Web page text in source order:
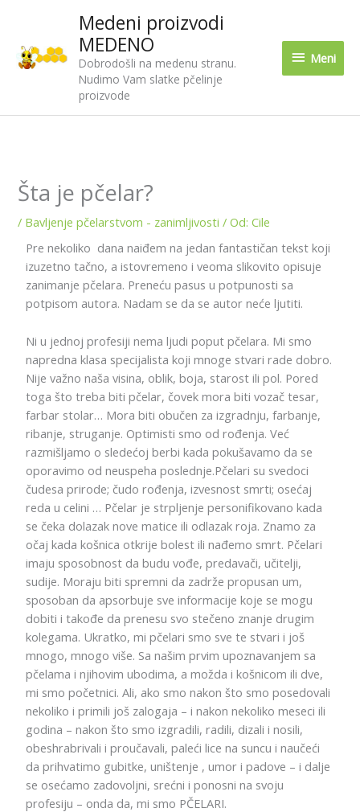
sadržaj
Medeni proizvodi
MEDENO
Dobrodošli na medenu stranu.
Nudimo Vam slatke pčelinje
proizvode
Meni
Šta je pčelar?
/ Bavljenje pčelarstvom - zanimljivosti / Od: Cile
Pre nekoliko dana naiđem na jedan fantastičan tekst koji
izuzetno tačno, a istovremeno i veoma slikovito opisuje
zanimanje pčelara. Preneću pasus u potpunosti sa
potpisom autora. Nadam se da se autor neće ljutiti.
Ni u jednoj profesiji nema ljudi poput pčelara. Mi smo
napredna klasa specijalista koji mnoge stvari rade dobro.
Nije važno naša visina, oblik, boja, starost ili pol. Pored
toga što treba biti pčelar, čovek mora biti vozač tesar,
farbar stolar… Mora biti obučen za izgradnju, farbanje,
ribanje, struganje. Optimisti smo od rođenja. Već
razmišljamo o sledećoj berbi kada pokušavamo da se
oporavimo od neuspeha poslednje.Pčelari su svedoci
čudesa prirode; čudo rođenja, izvesnost smrti; osećaj
reda u celini … Pčelar je strpljenje personifikovano kada
se čeka dolazak nove matice ili odlazak roja. Znamo za
očaj kada košnica otkrije bolest ili nađemo smrt. Pčelari
imaju sposobnost da budu vođe, predavači, učitelji,
sudije. Moraju biti spremni da zadrže propusan um,
sposoban da apsorbuje sve informacije koje se mogu
dobiti i takođe da prenesu svo stečeno znanje drugim
kolegama. Ukratko, mi pčelari smo sve te stvari i još
mnogo, mnogo više. Sa našim prvim upoznavanjem sa
pčelama i njihovim ubodima, a možda i košnicom ili dve,
mi smo početnici. Ali, ako smo nakon što smo posedovali
nekoliko i primili još zalogaja – i nakon nekoliko meseci ili
godina – nakon što smo izgradili, radili, dizali i nosili,
obeshrabrivali i proučavali, paleći lice na suncu i naučeći
da prihvatimo gubitke, uništenje , umor i padove – i dalje
se osećamo zadovoljni, srećni i ponosni na svoju
profesiju – onda da, mi smo PČELARI.